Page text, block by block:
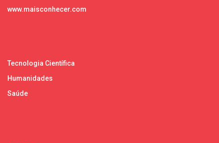
www.maisconhecer.com
Tecnologia Científica
Humanidades
Saúde